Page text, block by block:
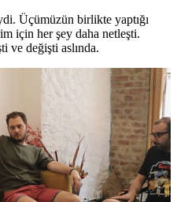
Üçümüzün birlikte yaptığı
için her şey daha netleşti.
ve değişti aslında.